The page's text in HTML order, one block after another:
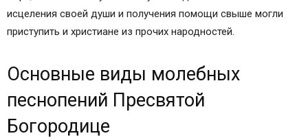
исцеления своей души и получения помощи свыше могли
приступить и христиане из прочих народностей.
Основные виды молебных
песнопений Пресвятой
Богородице